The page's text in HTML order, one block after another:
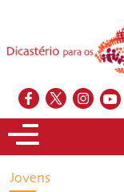
Jovens